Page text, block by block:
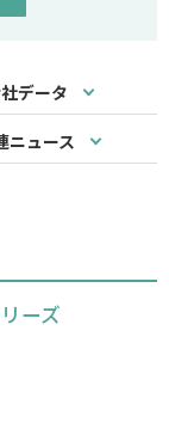
データ
ニュース
ーズ